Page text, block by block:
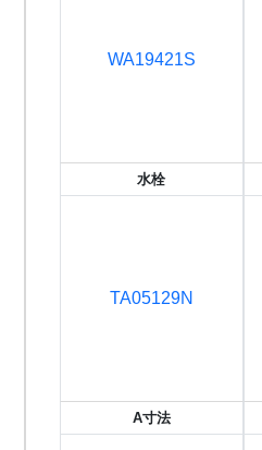
WA19421S
水栓
TA05129N
A寸法